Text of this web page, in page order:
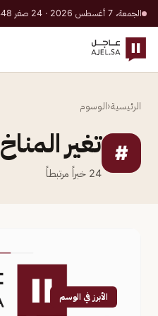
الجمعة، 7 أغسطس 2026 · 24 صفر 1448 هـ
الرئيسية‹الوسوم
# تغير المناخ
24 خبراً مرتبطاً
الأبرز في الوسم